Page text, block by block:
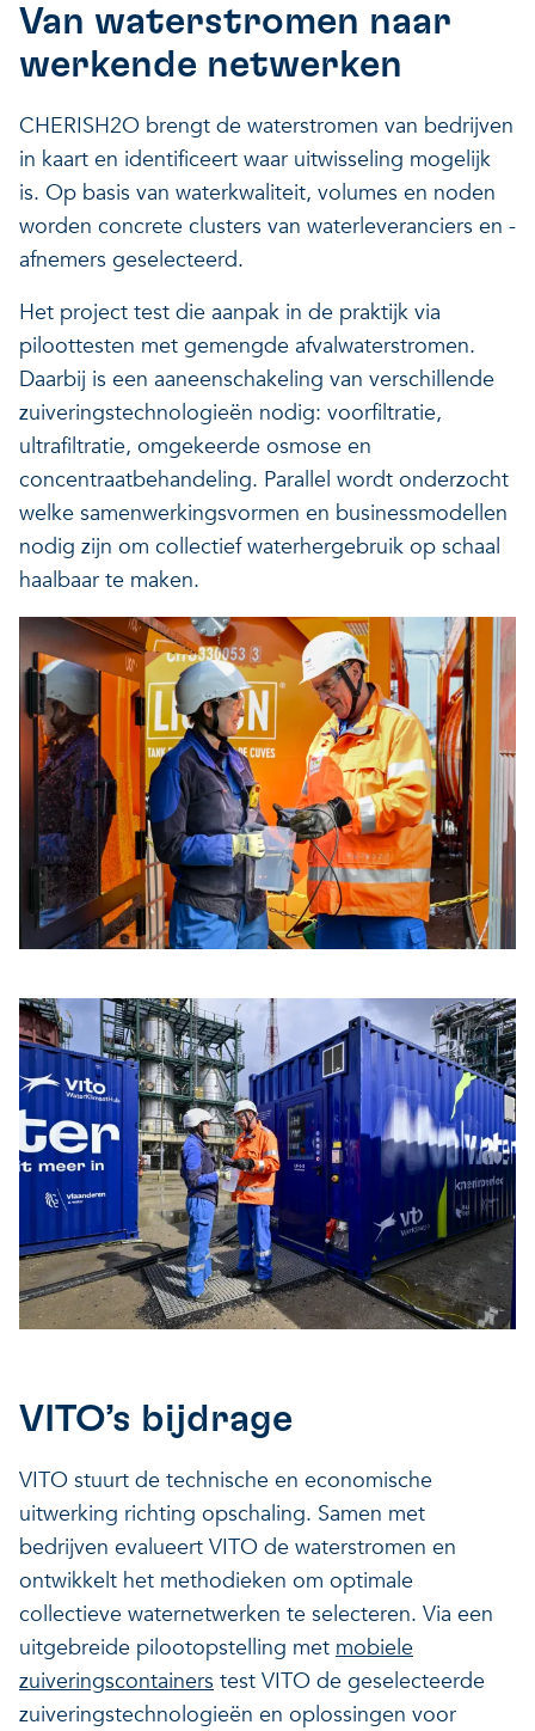
Van waterstromen naar
werkende netwerken
CHERISH2O brengt de waterstromen van bedrijven
in kaart en identificeert waar uitwisseling mogelijk
is. Op basis van waterkwaliteit, volumes en noden
worden concrete clusters van waterleveranciers en -
afnemers geselecteerd.
Het project test die aanpak in de praktijk via
piloottesten met gemengde afvalwaterstromen.
Daarbij is een aaneenschakeling van verschillende
zuiveringstechnologieën nodig: voorfiltratie,
ultrafiltratie, omgekeerde osmose en
concentraatbehandeling. Parallel wordt onderzocht
welke samenwerkingsvormen en businessmodellen
nodig zijn om collectief waterhergebruik op schaal
haalbaar te maken.
VITO’s bijdrage
VITO stuurt de technische en economische
uitwerking richting opschaling. Samen met
bedrijven evalueert VITO de waterstromen en
ontwikkelt het methodieken om optimale
collectieve waternetwerken te selecteren. Via een
uitgebreide pilootopstelling met mobiele
zuiveringscontainers test VITO de geselecteerde
zuiveringstechnologieën en oplossingen voor